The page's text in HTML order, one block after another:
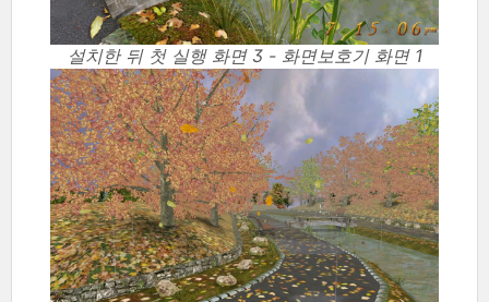
설치한 뒤 첫 실행 화면 3 - 화면보호기 화면 1